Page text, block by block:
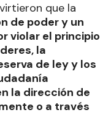
que la
de poder y un
violar el principio
la
de ley y los
la dirección de
o a través